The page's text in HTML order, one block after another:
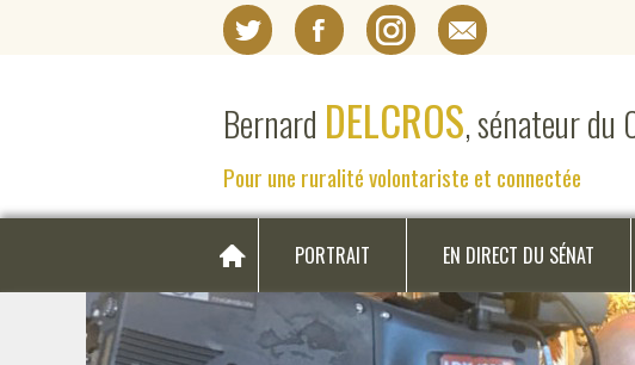
Bernard DELCROS, sénateur du
Pour une ruralité volontariste et connectée
PORTRAIT EN DIRECT DU SÉNAT